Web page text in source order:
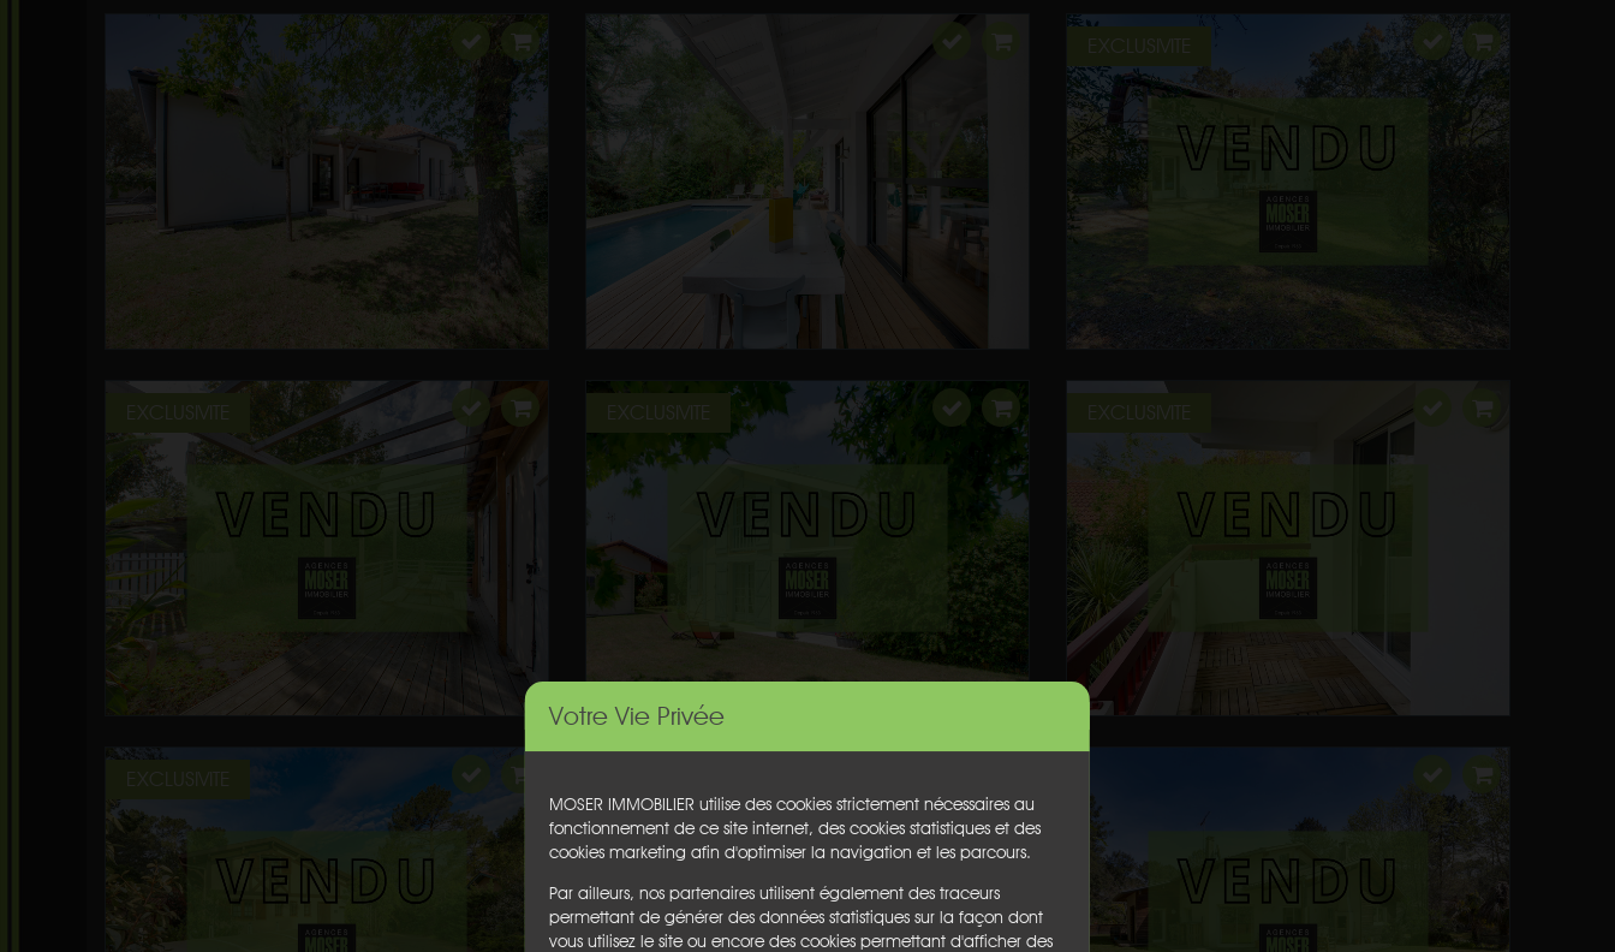
Votre Vie Privée
MOSER IMMOBILIER utilise des cookies strictement nécessaires au
fonctionnement de ce site internet, des cookies statistiques et des
cookies marketing afin d'optimiser la navigation et les parcours.
Par ailleurs, nos partenaires utilisent également des traceurs
permettant de générer des données statistiques sur la façon dont
vous utilisez le site ou encore des cookies permettant d'afficher des
EXCLUSIVITE
EXCLUSIVITE EXCLUSIVITE EXCLUSIVITE
EXCLUSIVITE